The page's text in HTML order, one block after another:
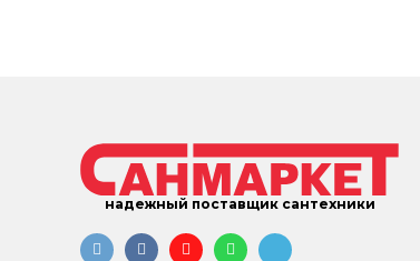
надежный поставщик сантехники